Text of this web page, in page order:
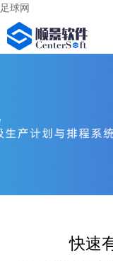
足球网
快速